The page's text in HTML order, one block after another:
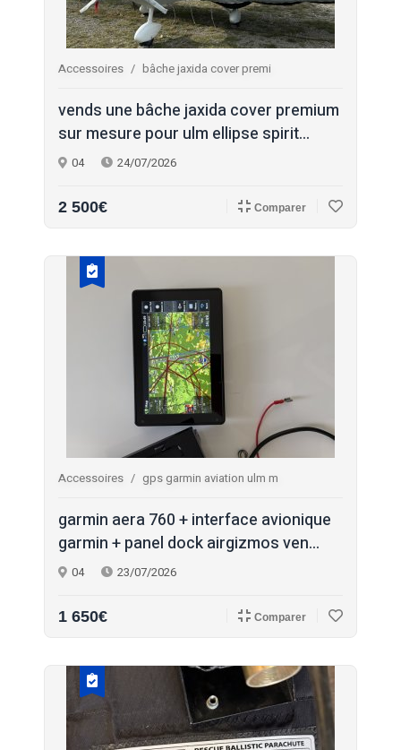
Accessoires bâche jaxida cover premi
vends une bâche jaxida cover premium
sur mesure pour ulm ellipse spirit...
04 24/07/2026
2 500€ Comparer
Accessoires gps garmin aviation ulm m
garmin aera 760 + interface avionique
garmin + panel dock airgizmos ven...
04 23/07/2026
1 650€ Comparer